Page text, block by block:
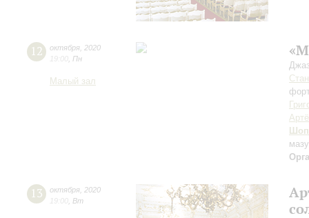
12 октября 2020
19:00 Пн
Малый зал
13 октября 2020
19:00 Вт